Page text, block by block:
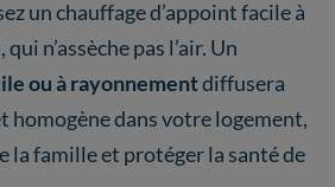
un chauffage d’appoint facile à
n’assèche pas l’air. Un
ou à rayonnementdiffusera
homogène dans votre logement,
la famille et protéger la santé de